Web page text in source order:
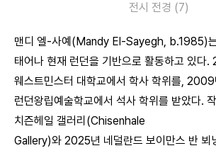
전시 전경 (7)
맨디 엘-사예(Mandy El-Sayegh, b.1985)는
태어나 현재 런던을 기반으로 활동하고 있다.
웨스트민스터 대학교에서 학사 학위를, 2009
런던왕립예술학교에서 석사 학위를 받았다.
치즌헤일 갤러리(Chisenhale
Gallery)와 2025년 네덜란드 보이만스 반 뵈